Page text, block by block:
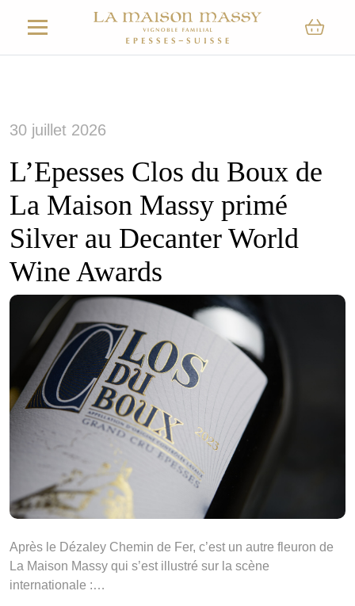
30 juillet 2026
L’Epesses Clos du Boux de
La Maison Massy primé
Silver au Decanter World
Wine Awards
Après le Dézaley Chemin de Fer, c’est un autre fleuron de
La Maison Massy qui s’est illustré sur la scène
internationale :…